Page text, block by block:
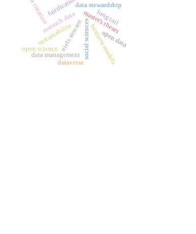
niels stensenmaster's theses
social sciences
research data
data management
data stewardship
data curationfairification
long tail
dataverse
sustainability business models
open science open data